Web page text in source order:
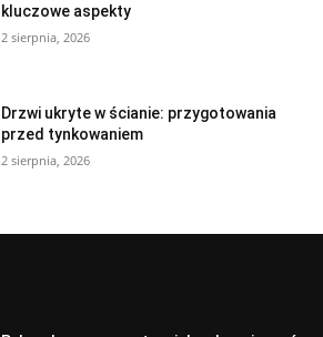
kluczowe aspekty
2 sierpnia, 2026
Drzwi ukryte w ścianie: przygotowania
przed tynkowaniem
2 sierpnia, 2026